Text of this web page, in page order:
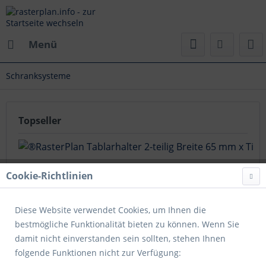
Menü
Schranksysteme
Topseller
®RasterPlan Tablarhalter 2-teilig Breite 65 mm x Tiefe
310 mm x Höhe 115 mm RAL 7035 - Lichtgrau
Cookie-Richtlinien
Diese Website verwendet Cookies, um Ihnen die
bestmögliche Funktionalität bieten zu können. Wenn Sie
damit nicht einverstanden sein sollten, stehen Ihnen
folgende Funktionen nicht zur Verfügung: